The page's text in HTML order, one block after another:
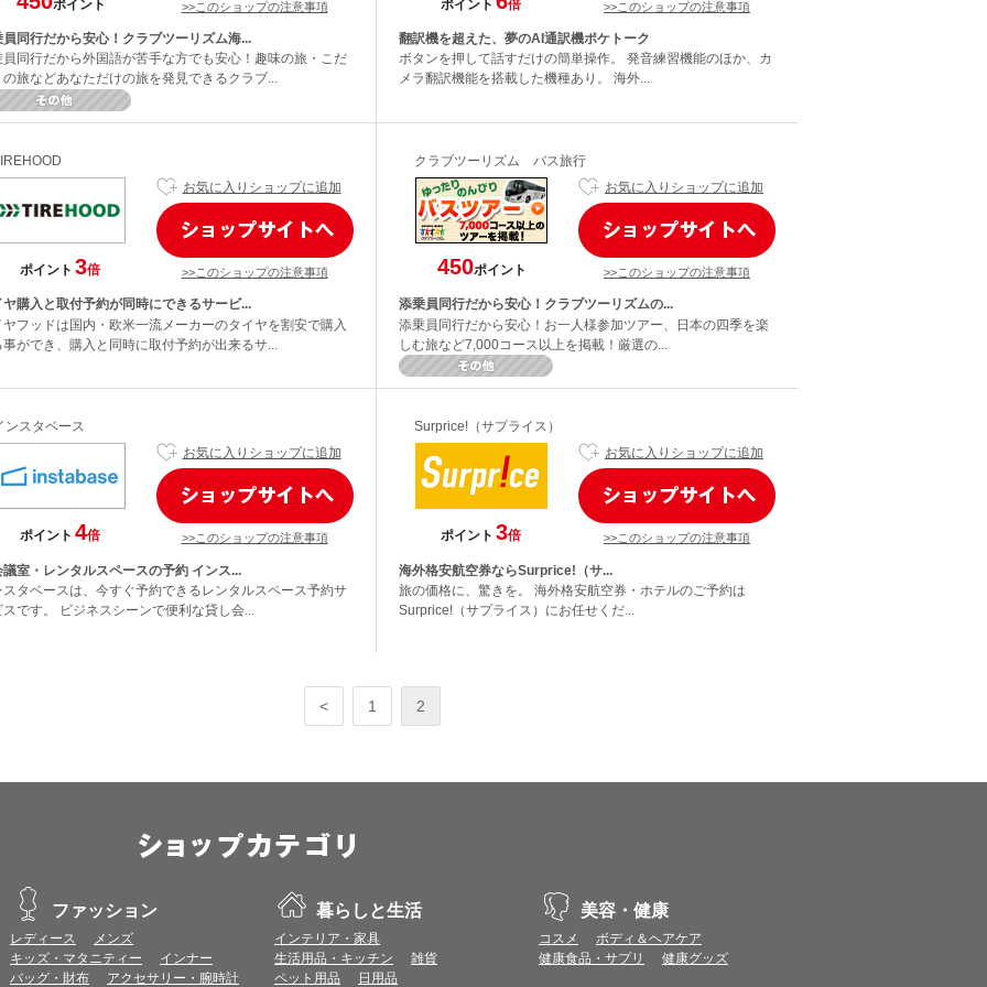
ポイント >>このショップの注意事項
員同行だから安心！クラブツーリズム海...
員同行だから外国語が苦手な方でも安心！趣味の旅・こだ
の旅などあなただけの旅を発見できるクラブ...
ポイント 倍 >>このショップの注意事項
翻訳機を超えた、夢のAI通訳機ポケトーク
ボタンを押して話すだけの簡単操作。 発音練習機能のほか、カ
メラ翻訳機能を搭載した機種あり。 海外...
ポイント 3倍
お気に入りショップに追加
>>このショップの注意事項
ヤ購入と取付予約が同時にできるサービ...
ヤフッドは国内・欧米一流メーカーのタイヤを割安で購入
ができ、購入と同時に取付予約が出来るサ...
クラブツーリズム バス旅行
450ポイント
お気に入りショップに追加
>>このショップの注意事項
添乗員同行だから安心！クラブツーリズムの...
添乗員同行だから安心！お一人様参加ツアー、日本の四季を楽
しむ旅など7,000コース以上を掲載！厳選の...
ンスタベース
ポイント 4倍
お気に入りショップに追加
>>このショップの注意事項
議室・レンタルスペースの予約 インス...
スタベースは、今すぐ予約できるレンタルスペース予約サ
スです。 ビジネスシーンで便利な貸し会...
Surprice!（サプライス）
ポイント 3倍
お気に入りショップに追加
>>このショップの注意事項
海外格安航空券ならSurprice!（サ...
旅の価格に、驚きを。 海外格安航空券・ホテルのご予約は
Surprice!（サプライス）にお任せくだ...
< 1 2
ファッション
レディース
メンズ
キッズ・マタニティー
インナー
バッグ・財布
アクセサリー・腕時計
暮らしと生活
インテリア・家具
生活用品・キッチン
雑貨
ペット用品
日用品
美容・健康
コスメ
ボディ＆ヘアケア
健康食品・サプリ
健康グッズ